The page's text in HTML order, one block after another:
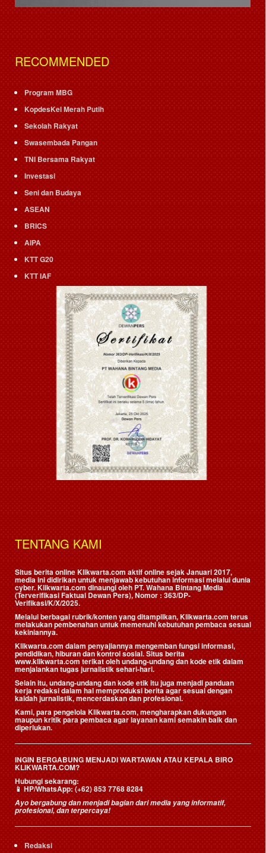
RECOMMENDED
Program MBG
KopdesKel Merah Putih
Sekolah Rakyat
Swasembada Pangan
TNI Bersama Rakyat
Investasi
Seni dan Budaya
ASEAN
BRICS
AIPA
KTT G20
KTT IAF
TENTANG KAMI
Situs berita online Klikwarta.com aktif online sejak Januari 2017,
media ini didirikan untuk menjawab kebutuhan informasi melalui dunia
cyber. Klikwarta.com dinaungi oleh PT. Wahana Bintang Media
(Terverifikasi Faktual Dewan Pers), Nomor : 363/DP-
Verifikasi/K/X/2025.
Melalui berbagai rubrik/konten yang ditampilkan, Klikwarta.com terus
melakukan pembenahan untuk memenuhi kebutuhan pembaca sesuai
kekiniannya.
Klikwarta.com dalam penyajiannya mengemban fungsi informasi,
pendidikan, hiburan dan kontrol sosial. Situs berita
www.klikwarta.com terikat oleh undang-undang dan kode etik dalam
menjalankan tugas jurnalistik sehari-hari.
Selain itu, undang-undang dan kode etik itu juga menjadi panduan
kerja redaksi dalam hal memproduksi berita agar sesuai dengan
kaidah jurnalistik, mencerdaskan dan profesional.
Kami, para pengelola Klikwarta.com, mengharapkan dukungan
maupun kritik para pembaca agar layanan kami semakin baik dan
diperlukan.
INGIN BERGABUNG MENJADI WARTAWAN ATAU KEPALA BIRO
KLIKWARTA.COM?
Hubungi sekarang:
📱HP/WhatsApp:(+62) 853 7768 8284
Ayo bergabung dan menjadi bagian dari media yang informatif,
profesional, dan terpercaya!
Redaksi